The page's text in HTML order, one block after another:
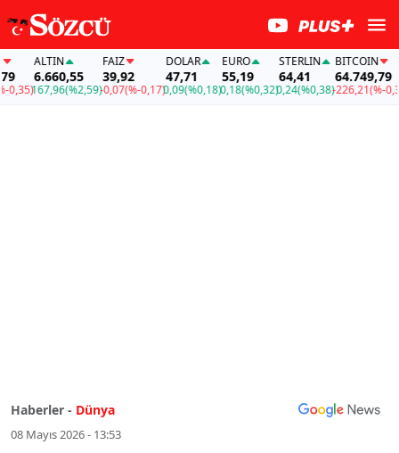
ALTIN
6.660,55
167,96(%2,59)
FAİZ
39,92
-0,07(%-0,17)
DOLAR
47,71
0,09(%0,18)
EURO
55,19
0,18(%0,32)
STERLIN
64,41
0,24(%0,38)
BITCOIN
64.749,79
-226,21(%-0,35)
Haberler - Dünya
08 Mayıs 2026 - 13:53